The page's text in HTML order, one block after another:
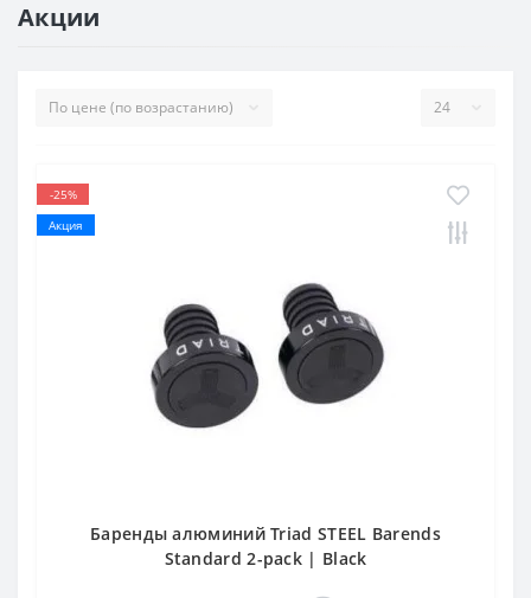
Акции
-25%
Акция
Баренды алюминий Triad STEEL Barends
Standard 2-pack | Black